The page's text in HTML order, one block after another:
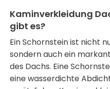
Kaminverkleidung
gibt es?
Ein Schornstein ist nicht
sondern auch ein
des Dachs. Eine
eine wasserdichte